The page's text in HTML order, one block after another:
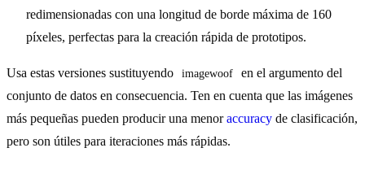
redimensionadas con una longitud de borde máxima de 160
píxeles, perfectas para la creación rápida de prototipos.
Usa estas versiones sustituyendo imagewoof
en el argumento del
conjunto de datos en consecuencia. Ten en cuenta que las imágenes
más pequeñas pueden producir una menoraccuracy de clasificación,
pero son útiles para iteraciones más rápidas.